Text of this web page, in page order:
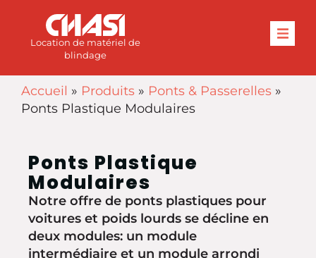
Location de matériel de
blindage
Accueil » Produits » Ponts & Passerelles »
Ponts Plastique Modulaires
Ponts Plastique
Modulaires
Notre offre de ponts plastiques pour
voitures et poids lourds se décline en
deux modules: un module
intermédiaire et un module arrondi